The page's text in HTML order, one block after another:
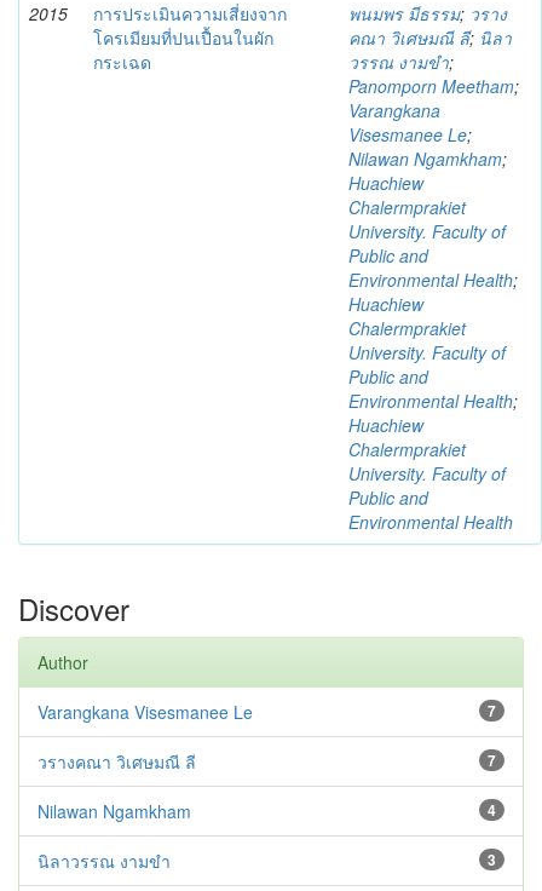
2015
การประเมินความเสี่ยงจาก
โครเมียมที่ปนเปื้อนในผัก
กระเฉด
พนมพร มีธรรม; วราง
คณา วิเศษมณี ลี; นิลา
วรรณ งามขำ;
Panomporn Meetham;
Varangkana
Visesmanee Le;
Nilawan Ngamkham;
Huachiew
Chalermprakiet
University. Faculty of
Public and
Environmental Health;
Huachiew
Chalermprakiet
University. Faculty of
Public and
Environmental Health;
Huachiew
Chalermprakiet
University. Faculty of
Public and
Environmental Health
Discover
Author
7
Varangkana Visesmanee Le
7
วรางคณา วิเศษมณี ลี
4
Nilawan Ngamkham
3
นิลาวรรณ งามขำ